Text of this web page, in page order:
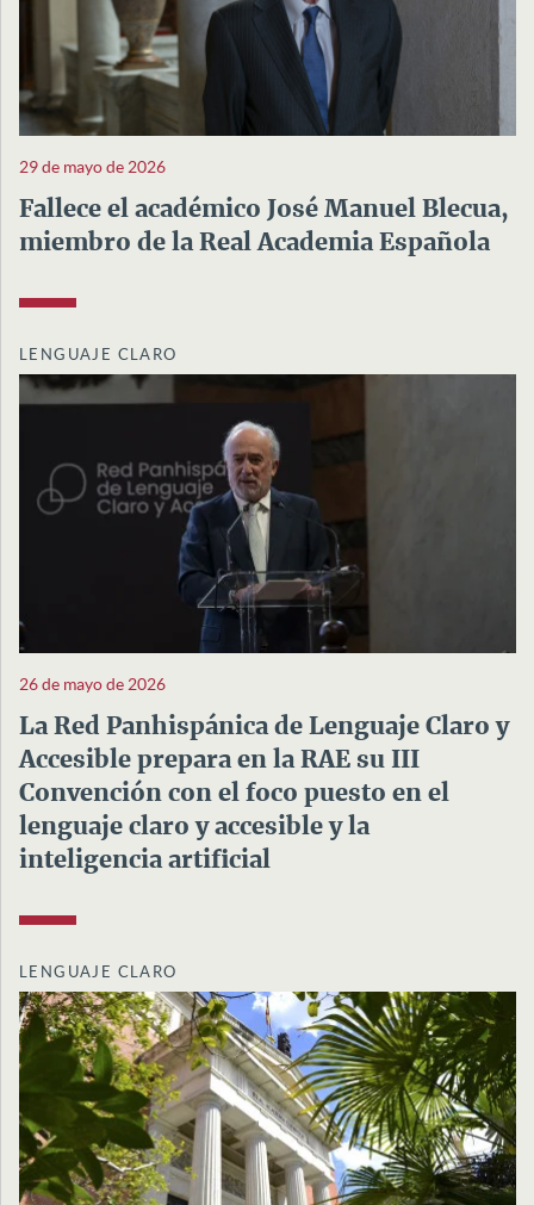
29 de mayo de 2026
Fallece el académico José Manuel Blecua,
miembro de la Real Academia Española
LENGUAJE CLARO
26 de mayo de 2026
La Red Panhispánica de Lenguaje Claro y
Accesible prepara en la RAE su III
Convención con el foco puesto en el
lenguaje claro y accesible y la
inteligencia artificial
LENGUAJE CLARO